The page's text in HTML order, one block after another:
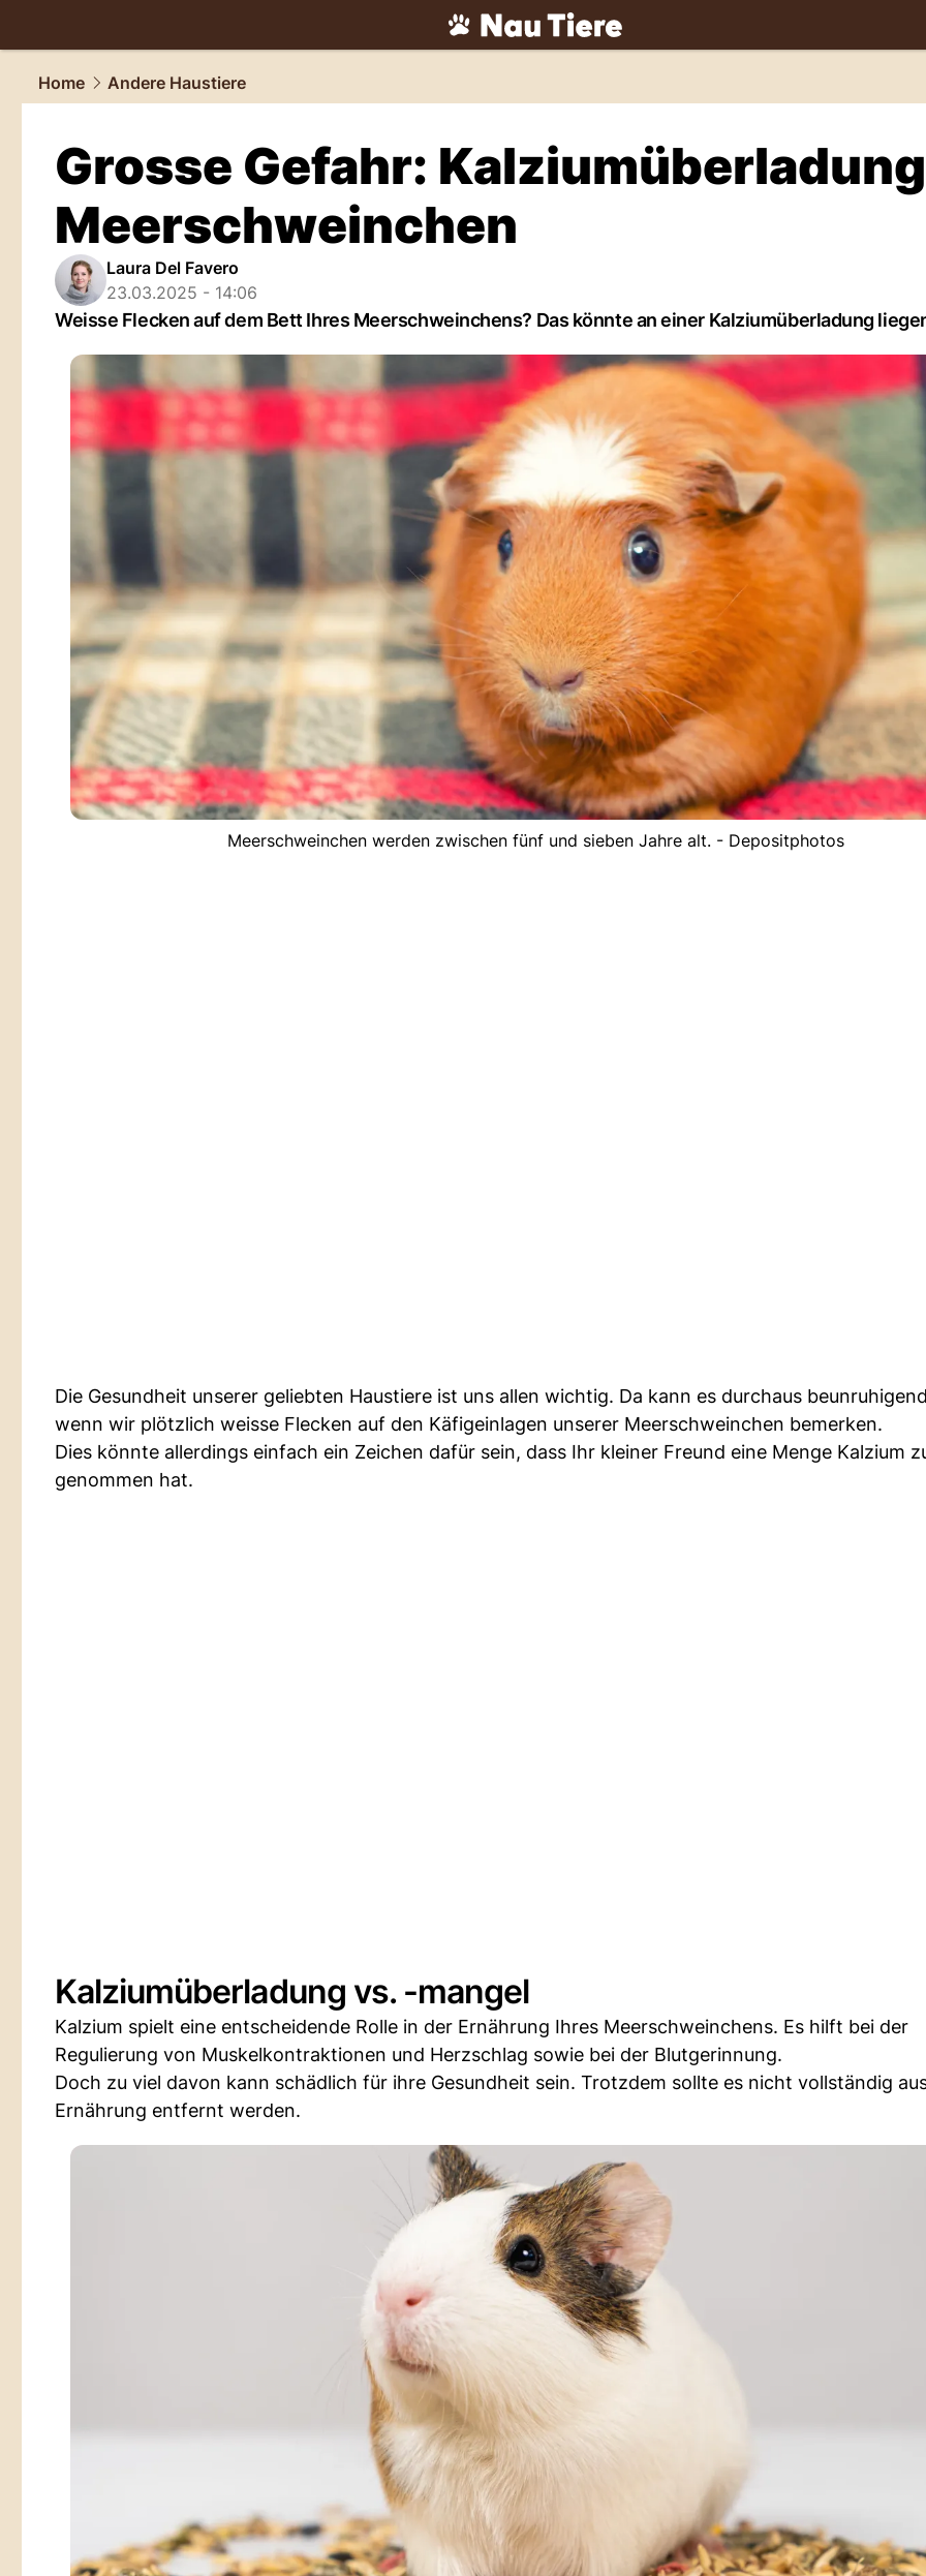
tiere.NAU.ch
Home
Andere Haustiere
Grosse Gefahr:
Meerschweinchen
Laura Del Favero
23.03.2025 - 14:06
Weisse Flecken auf dem Bett Ihres Meerschweinchens? Das könnte an einer Kalziumüberladung
Meerschweinchen werden zwischen fünf und sieben Jahre alt. - Depositphotos
Die Gesundheit unserer geliebten Haustiere ist uns allen wichtig. Da kann es durchaus
wenn wir plötzlich weisse Flecken auf den Käfigeinlagen unserer Meerschweinchen bemerken.
Dies könnte allerdings einfach ein Zeichen dafür sein, dass Ihr kleiner Freund eine Menge Kalzium
genommen hat.
Kalziumüberladung vs. -mangel
Kalzium spielt eine entscheidende Rolle in der Ernährung Ihres Meerschweinchens. Es hilft bei der
Regulierung von Muskelkontraktionen und Herzschlag sowie bei der Blutgerinnung.
Doch zu viel davon kann schädlich für ihre Gesundheit sein. Trotzdem sollte es nicht vollständig
Ernährung entfernt werden.